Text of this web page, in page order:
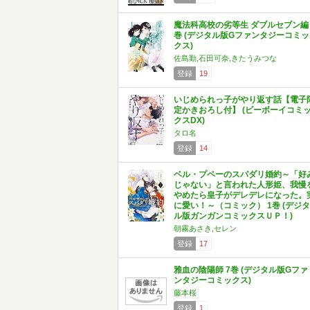
魔法科高校の劣等生 ダブルセブン
巻 (デジタル版Gファンタジーコミッ
クス)
佐島勤,石田可奈,きたうみつな
登録
19
いじめられっ子がやり返す話【電子
定かきおろし付】 (ビーボーイコミッ
クスDX)
タロ名
登録
14
ベル・プペーのスパダリ婚約～「好
じゃない」と言われた人形姫、我慢
やめたら皇子がデレデレになった。
に愛い！～（コミック） 1巻 (デジタ
ル版ガンガンコミックスＵＰ！)
朝霧あさき,セレン
登録
17
雅血の陰陽師 7巻 (デジタル版Gファ
ンタジーコミックス)
藤本桜
登録
1